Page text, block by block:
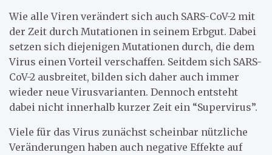
Wie alle Viren verändert sich auch SARS-CoV-2 mit
der Zeit durch Mutationen in seinem Erbgut. Dabei
setzen sich diejenigen Mutationen durch, die dem
Virus einen Vorteil verschaffen. Seitdem sich SARS-
CoV-2 ausbreitet, bilden sich daher auch immer
wieder neue Virusvarianten. Dennoch entsteht
dabei nicht innerhalb kurzer Zeit ein “Supervirus”.
Viele für das Virus zunächst scheinbar nützliche
Veränderungen haben auch negative Effekte auf